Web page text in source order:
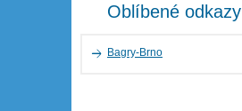
Oblíbené odkazy
Bagry-Brno